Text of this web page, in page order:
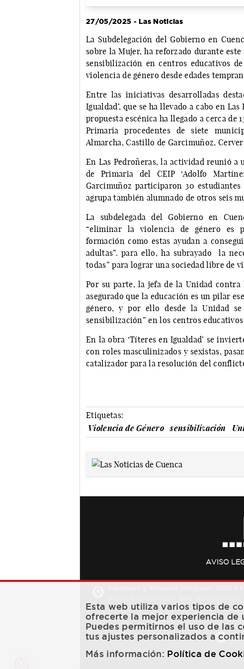
27/05/2025 - Las Noticias
La Subdelegación del Gobierno en
sobre la Mujer, ha reforzado durante
sensibilización en centros educativos
violencia de género desde edades
Entre las iniciativas desarrolladas
Igualdad’, que se ha llevado a cabo en
propuesta escénica ha llegado a cerca
Primaria procedentes de siete
Almarcha, Castillo de Garcimuñoz,
En Las Pedroñeras, la actividad reunió a
de Primaria del CEIP ‘Adolfo
Garcimuñoz participaron 30 estudiantes
agrupa también alumnado de otros seis
La subdelegada del Gobierno en
“eliminar la violencia de género es
formación como estas ayudan a
adultas”. para ello, ha subrayado la
todas” para lograr una sociedad libre de
Por su parte, la jefa de la Unidad
asegurado que la educación es un pilar
género, y por ello desde la Unidad
sensibilización” en los centros
En la obra ‘Títeres en Igualdad’ se
con roles masculinizados y sexistas,
catalizador para la resolución del
Etiquetas:
Violencia de Género
sensibilización
AVISO
Esta web utiliza varios tipos de
ofrecerte la mejor experiencia de
Puedes permitirnos el uso de las
tus ajustes personalizados a
Más información: Política de